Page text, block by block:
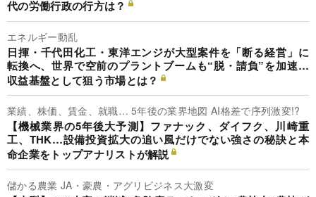
代の労働行政の行方は？
エネルギー動乱
日揮・千代田化工・東洋エンジが大型案件を「断る経営」に
転換へ、世界で空前のプラントブームも“脱・請負”を加速…
収益基盤として狙う市場とは？
業績、株価、賃金、就職… 5年後の業界地図 AI格差で序列激変!?
【機械業界の5年後大予測】ファナック、ダイフク、川崎重
工、THK…設備投資拡大の追い風だけでない強さの秘訣と本
命企業をトップアナリストが解説
儲かる農業 JA・豪農・アグリビジネス大激変